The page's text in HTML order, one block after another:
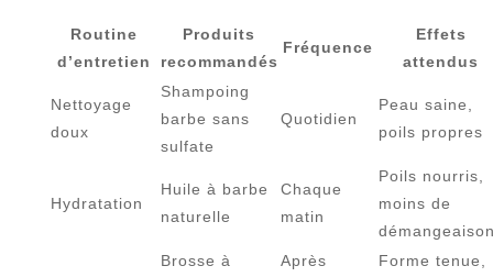
Routine
d’entretien
Produits
recommandés
Fréquence
Effets
attendus
Nettoyage
doux
Shampoing
barbe sans
sulfate
Quotidien
Peau saine,
poils propres
Hydratation
Huile à barbe
naturelle
Chaque
matin
Poils nourris,
moins de
Brosse à
Après
Forme tenue,